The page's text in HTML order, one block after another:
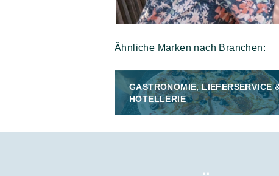
Ähnliche Marken nach Branchen:
GASTRONOMIE, LIEFERSERVICE
HOTELLERIE